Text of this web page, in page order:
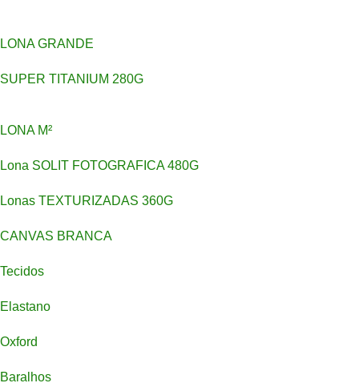
LONA GRANDE
SUPER TITANIUM 280G
LONA M²
Lona SOLIT FOTOGRAFICA 480G
Lonas TEXTURIZADAS 360G
CANVAS BRANCA
Tecidos
Elastano
Oxford
Baralhos